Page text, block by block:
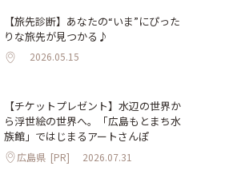
【旅先診断】あなたの“いま”にぴった
りな旅先が見つかる♪
2026.05.15
【チケットプレゼント】水辺の世界か
ら浮世絵の世界へ。「広島もとまち水
族館」ではじまるアートさんぽ
広島県 [PR] 2026.07.31